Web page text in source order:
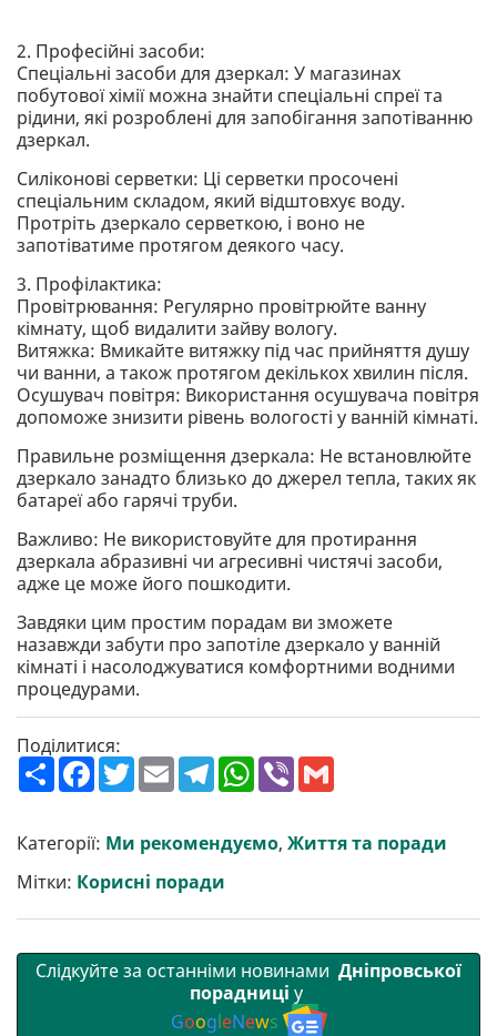
2. Професійні засоби:
Спеціальні засоби для дзеркал: У магазинах
побутової хімії можна знайти спеціальні спреї та
рідини, які розроблені для запобігання запотіванню
дзеркал.
Силіконові серветки: Ці серветки просочені
спеціальним складом, який відштовхує воду.
Протріть дзеркало серветкою, і воно не
запотіватиме протягом деякого часу.
3. Профілактика:
Провітрювання: Регулярно провітрюйте ванну
кімнату, щоб видалити зайву вологу.
Витяжка: Вмикайте витяжку під час прийняття душу
чи ванни, а також протягом декількох хвилин після.
Осушувач повітря: Використання осушувача повітря
допоможе знизити рівень вологості у ванній кімнаті.
Правильне розміщення дзеркала: Не встановлюйте
дзеркало занадто близько до джерел тепла, таких як
батареї або гарячі труби.
Важливо: Не використовуйте для протирання
дзеркала абразивні чи агресивні чистячі засоби,
адже це може його пошкодити.
Завдяки цим простим порадам ви зможете
назавжди забути про запотіле дзеркало у ванній
кімнаті і насолоджуватися комфортними водними
процедурами.
Поділитися:
П
о
р
и
т
и
F
a
b
o
o
k
T
w
e
r
E
m
l
T
e
g
r
a
m
W
h
s
A
V
r l
Категорії: Ми рекомендуємо, Життя та поради
Мітки: Корисні поради
Слідкуйте за останніми новинами Дніпровської
порадниці у
GoogleNews